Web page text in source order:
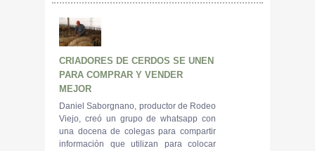
CRIADORES DE CERDOS SE UNEN
PARA COMPRAR Y VENDER
MEJOR
Daniel Saborgnano, productor de Rodeo
Viejo, creó un grupo de whatsapp con
una docena de colegas para compartir
información que utilizan para colocar